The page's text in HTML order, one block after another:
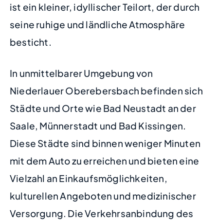
ist ein kleiner, idyllischer Teilort, der durch
seine ruhige und ländliche Atmosphäre
besticht.
In unmittelbarer Umgebung von
Niederlauer Oberebersbach befinden sich
Städte und Orte wie Bad Neustadt an der
Saale, Münnerstadt und Bad Kissingen.
Diese Städte sind binnen weniger Minuten
mit dem Auto zu erreichen und bieten eine
Vielzahl an Einkaufsmöglichkeiten,
kulturellen Angeboten und medizinischer
Versorgung. Die Verkehrsanbindung des